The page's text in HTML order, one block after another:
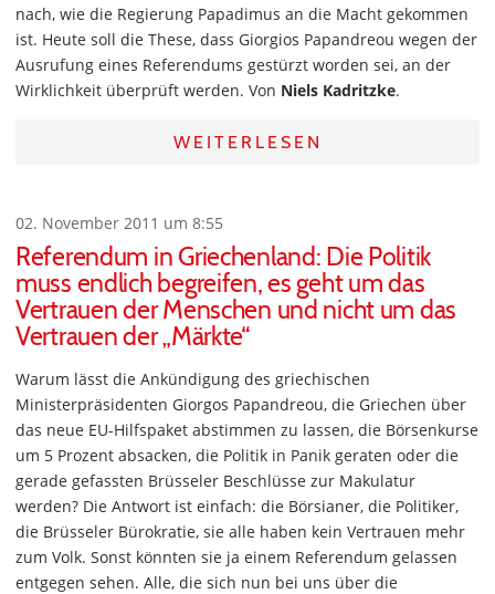
nach, wie die Regierung Papadimus an die Macht gekommen
ist. Heute soll die These, dass Giorgios Papandreou wegen der
Ausrufung eines Referendums gestürzt worden sei, an der
Wirklichkeit überprüft werden. Von Niels Kadritzke.
WEITERLESEN
02. November 2011 um 8:55
Referendum in Griechenland: Die Politik
muss endlich begreifen, es geht um das
Vertrauen der Menschen und nicht um das
Vertrauen der „Märkte“
Warum lässt die Ankündigung des griechischen
Ministerpräsidenten Giorgos Papandreou, die Griechen über
das neue EU-Hilfspaket abstimmen zu lassen, die Börsenkurse
um 5 Prozent absacken, die Politik in Panik geraten oder die
gerade gefassten Brüsseler Beschlüsse zur Makulatur
werden? Die Antwort ist einfach: die Börsianer, die Politiker,
die Brüsseler Bürokratie, sie alle haben kein Vertrauen mehr
zum Volk. Sonst könnten sie ja einem Referendum gelassen
entgegen sehen. Alle, die sich nun bei uns über die